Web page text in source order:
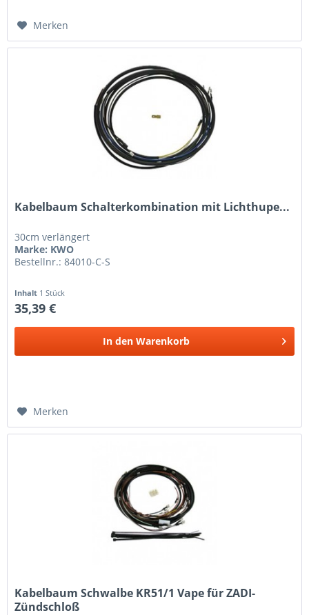
Merken
Kabelbaum Schalterkombination mit Lichthupe...
30cm verlängert
Marke: KWO
Bestellnr.: 84010-C-S
Inhalt 1 Stück
35,39 €
In den Warenkorb
Merken
Kabelbaum Schwalbe KR51/1 Vape für ZADI-
Zündschloß